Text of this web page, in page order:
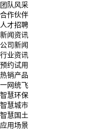
团队风采
合作伙伴
人才招聘
新闻资讯
公司新闻
行业资讯
预约试用
热销产品
一网统飞
智慧环保
智慧城市
智慧国土
应用场景